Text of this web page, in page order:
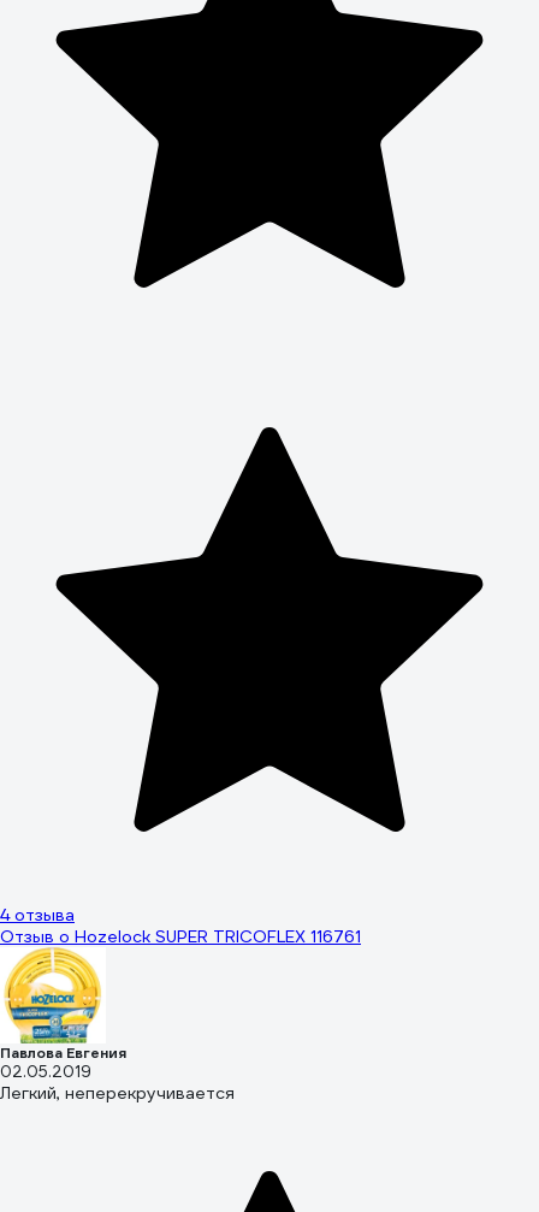
4 отзыва
Отзыв о Hozelock SUPER TRICOFLEX 116761
Павлова Евгения
02.05.2019
Легкий, неперекручивается